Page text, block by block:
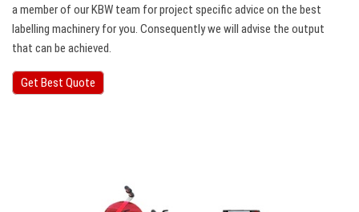
a member of our KBW team for project specific advice on the best
labelling machinery for you. Consequently we will advise the output
that can be achieved.
Get Best Quote